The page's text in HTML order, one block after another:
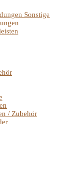
Sonstige
/ Zubehör